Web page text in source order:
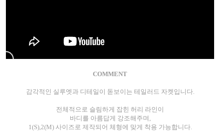
COMMENT
감각적인 실루엣과 디테일이 돋보이는 테일러드 자켓입니다.
전체적으로 슬림하게 잡힌 허리 라인이
바디를 아름답게 강조해주며,
1(S),2(M) 사이즈로 제작되어 체형에 맞게 착용 가능합니다.